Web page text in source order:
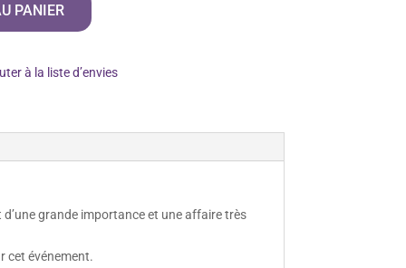
PANIER
à la liste d’envies
d’une grande importance et une affaire très
cet événement.